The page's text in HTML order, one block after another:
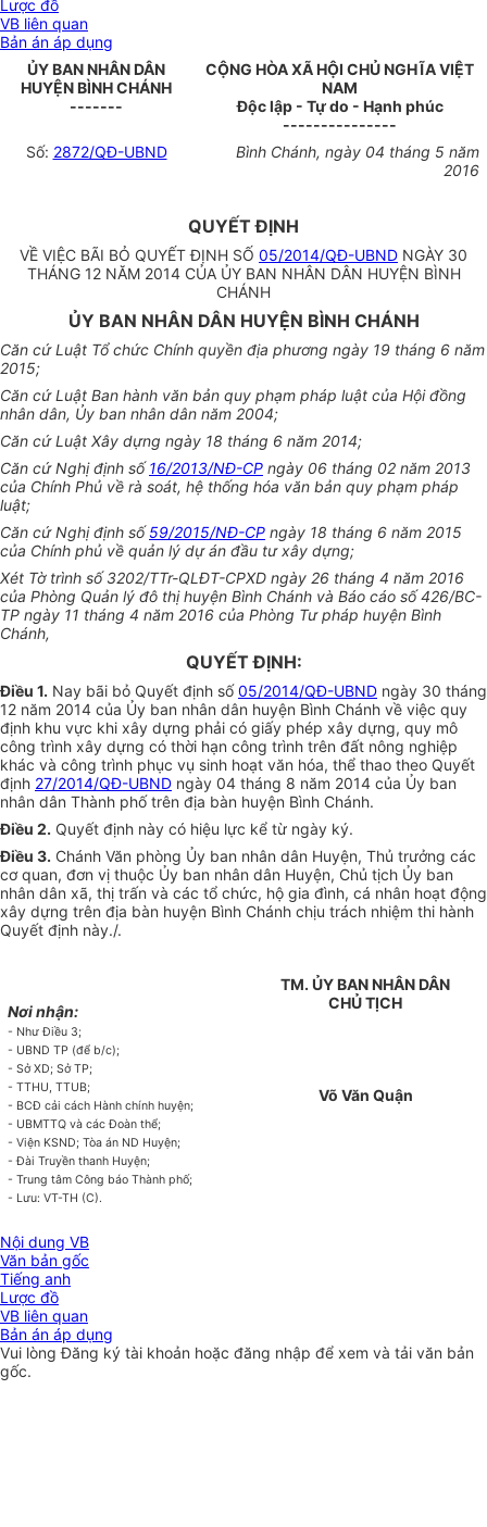
Lược đồ
VB liên quan
Bản án áp dụng
ỦY BAN NHÂN DÂN
HUYỆN BÌNH CHÁNH
-------
CỘNG HÒA XÃ HỘI CHỦ NGHĨA VIỆT
NAM
Độc lập - Tự do - Hạnh phúc
---------------
Số: 2872/QĐ-UBND Bình Chánh, ngày 04 tháng 5 năm
2016
QUYẾT ĐỊNH
VỀ VIỆC BÃI BỎ QUYẾT ĐỊNH SỐ 05/2014/QĐ-UBND NGÀY 30
THÁNG 12 NĂM 2014 CỦA ỦY BAN NHÂN DÂN HUYỆN BÌNH
CHÁNH
ỦY BAN NHÂN DÂN HUYỆN BÌNH CHÁNH
Căn cứ Luật Tổ chức Chính quyền địa phương ngày 19 tháng 6 năm
2015;
Căn cứ Luật Ban hành văn bản quy phạm pháp luật của Hội đồng
nhân dân, Ủy ban nhân dân năm 2004;
Căn cứ Luật Xây dựng ngày 18 tháng 6 năm 2014;
Căn cứ Nghị định số16/2013/NĐ-CP ngày 06 tháng 02 năm 2013
của Chính Phủ về rà soát, hệ thống hóa văn bản quy phạm pháp
luật;
Căn cứ Nghị định số59/2015/NĐ-CP ngày 18 tháng 6 năm 2015
của Chính phủ về quản lý dự án đầu tư xây dựng;
Xét Tờ trình số 3202/TTr-QLĐT-CPXD ngày 26 tháng 4 năm 2016
của Phòng Quản lý đô thị huyện Bình Chánh và Báo cáo số 426/BC-
TP ngày 11 tháng 4 năm 2016 của Phòng Tư pháp huyện Bình
Chánh,
QUYẾT ĐỊNH:
Điều 1. Nay bãi bỏ Quyết định số05/2014/QĐ-UBND ngày 30 tháng
12 năm 2014 của Ủy ban nhân dân huyện Bình Chánh về việc quy
định khu vực khi xây dựng phải có giấy phép xây dựng, quy mô
công trình xây dựng có thời hạn công trình trên đất nông nghiệp
khác và công trình phục vụ sinh hoạt văn hóa, thể thao theo Quyết
định 27/2014/QĐ-UBND ngày 04 tháng 8 năm 2014 của Ủy ban
nhân dân Thành phốtrên địa bàn huyện Bình Chánh.
Điều 2. Quyết định này có hiệu lực kể từ ngày ký.
Điều 3. Chánh Văn phòng Ủy ban nhân dân Huyện, Thủ trưởng các
cơ quan, đơn vị thuộc Ủy ban nhân dân Huyện, Chủ tịch Ủy ban
nhân dân xã, thị trấn và các tổ chức, hộ gia đình, cá nhân hoạt động
xây dựng trên địa bàn huyện Bình Chánh chịu trách nhiệm thi hành
Quyết định này./.
Nơi nhận:
- Như Điều 3;
- UBND TP (để b/c);
- SởXD; SởTP;
- TTHU, TTUB;
- BCĐ cải cách Hành chính huyện;
- UBMTTQ và các Đoàn thể;
- Viện KSND; Tòa án ND Huyện;
- Đài Truyền thanh Huyện;
- Trung tâm Công báo Thành phố;
- Lưu: VT-TH (C).
TM. ỦY BAN NHÂN DÂN
CHỦ TỊCH
Võ Văn Quận
Nội dung VB
Văn bản gốc
Tiếng anh
Lược đồ
VB liên quan
Bản án áp dụng
Vui lòngĐăng ký tài khoản hoặc đăng nhập để xem và tải văn bản
gốc.